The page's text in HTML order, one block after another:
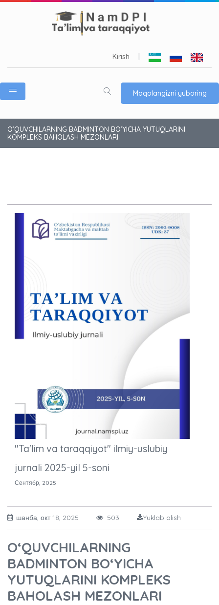
Kirish
Maqolangizni yuboring
O‘QUVCHILARNING BADMINTON BO‘YICHA YUTUQLARINI
KOMPLEKS BAHOLASH MEZONLARI
"Ta'lim va taraqqiyot" ilmiy-uslubiy
jurnali 2025-yil 5-soni
Сентябр, 2025
шанба, окт 18, 2025 503 Yuklab olish
O‘QUVCHILARNING
BADMINTON BO‘YICHA
YUTUQLARINI KOMPLEKS
BAHOLASH MEZONLARI